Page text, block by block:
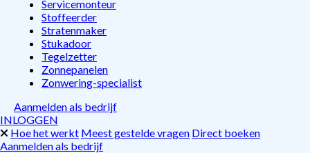
Servicemonteur
Stoffeerder
Stratenmaker
Stukadoor
Tegelzetter
Zonnepanelen
Zonwering-specialist
Aanmelden als bedrijf
INLOGGEN
Hoe het werkt Meest gestelde vragen Direct boeken
Aanmelden als bedrijf